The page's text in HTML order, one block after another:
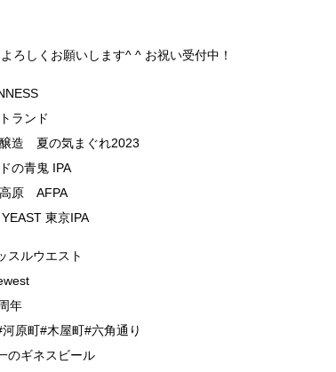
ろしくお願いします^ ^ お祝い受付中！
ランド
造 夏の気まぐれ2023
の青鬼 IPA
原 AFPA
東京IPA
スルウエスト
年
原町#木屋町#六角通り
のギネスビール